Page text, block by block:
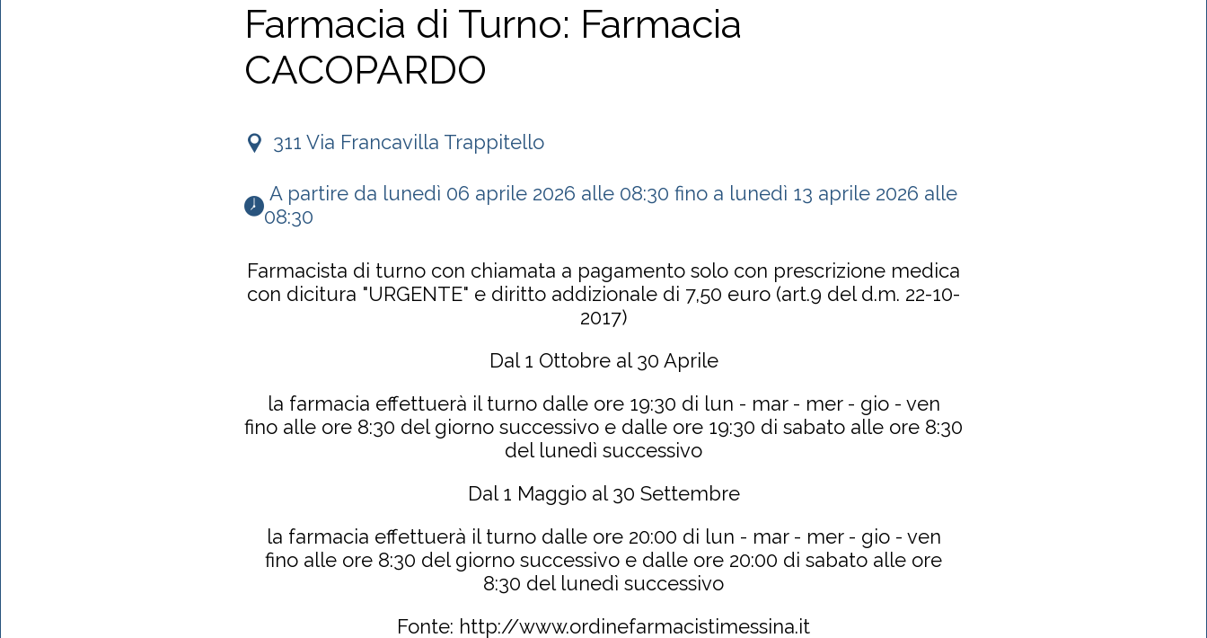
Farmacia di Turno: Farmacia
CACOPARDO
311 Via Francavilla Trappitello
08:30
Farmacista di turno con chiamata a pagamento solo con prescrizione medica
con dicitura "URGENTE" e diritto addizionale di 7,50 euro (art.9 del d.m. 22-10-
2017)
Dal 1 Ottobre al 30 Aprile
la farmacia effettuerà il turno dalle ore 19:30 di lun - mar - mer - gio - ven
fino alle ore 8:30 del giorno successivo e dalle ore 19:30 di sabato alle ore 8:30
del lunedì successivo
Dal 1 Maggio al 30 Settembre
la farmacia effettuerà il turno dalle ore 20:00 di lun - mar - mer - gio - ven
fino alle ore 8:30 del giorno successivo e dalle ore 20:00 di sabato alle ore
8:30 del lunedì successivo
Fonte: http://www.ordinefarmacistimessina.it